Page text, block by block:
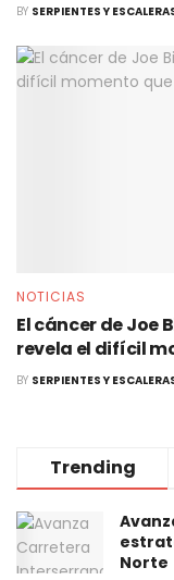
BY SERPIENTES Y
NOTICIAS
El cáncer de Joe
revela el difícil
BY SERPIENTES Y
Trending
Norte